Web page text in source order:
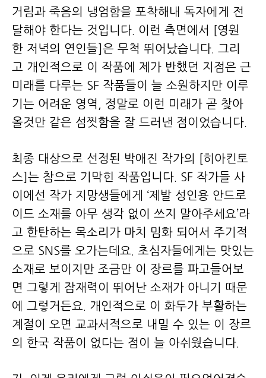
거림과 죽음의 냉엄함을 포착해내 독자에게 전
달해야 한다는 것입니다. 이런 측면에서 [영원
한 저녁의 연인들]은 무척 뛰어났습니다. 그리
고 개인적으로 이 작품에 제가 반했던 지점은 근
미래를 다루는 SF 작품들이 늘 소원하지만 이루
기는 어려운 영역, 정말로 이런 미래가 곧 찾아
올것만 같은 섬찟함을 잘 드러낸 점이었습니다.
최종 대상으로 선정된 박애진 작가의 [히아킨토
스]는 참으로 기막힌 작품입니다. SF 작가들 사
이에선 작가 지망생들에게 ‘제발 성인용 안드로
이드 소재를 아무 생각 없이 쓰지 말아주세요’라
고 한탄하는 목소리가 마치 밈화 되어서 주기적
으로 SNS를 오가는데요. 초심자들에게는 맛있는
소재로 보이지만 조금만 이 장르를 파고들어보
면 그렇게 잠재력이 뛰어난 소재가 아니기 때문
에 그렇거든요. 개인적으로 이 화두가 부활하는
계절이 오면 교과서적으로 내밀 수 있는 이 장르
의 한국 작품이 없다는 점이 늘 아쉬웠습니다.